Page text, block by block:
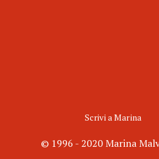
Scrivi a Marina
© 1996 - 2020 Marina